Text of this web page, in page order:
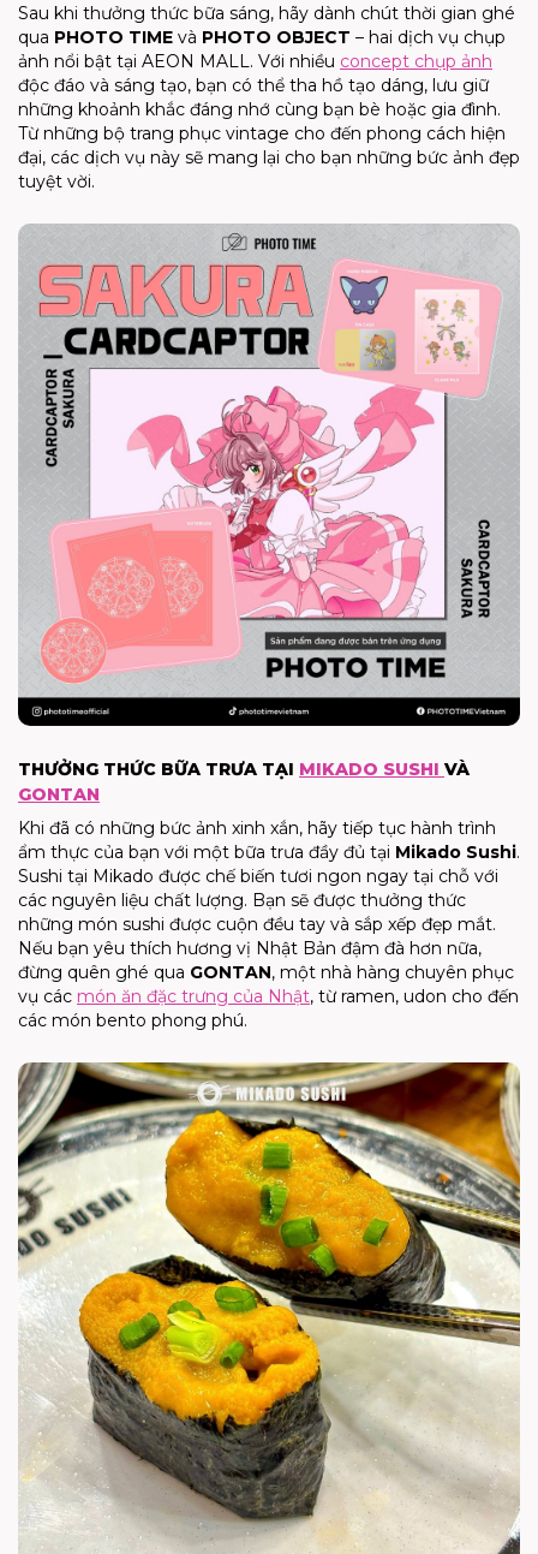
Sau khi thưởng thức bữa sáng, hãy dành chút thời gian ghé
qua PHOTO TIME và PHOTO OBJECT – hai dịch vụ chụp
ảnh nổi bật tại AEON MALL. Với nhiều concept chụp ảnh
độc đáo và sáng tạo, bạn có thể tha hồ tạo dáng, lưu giữ
những khoảnh khắc đáng nhớ cùng bạn bè hoặc gia đình.
Từ những bộ trang phục vintage cho đến phong cách hiện
đại, các dịch vụ này sẽ mang lại cho bạn những bức ảnh đẹp
tuyệt vời.
THƯỞNG THỨC BỮA TRƯA TẠI MIKADO SUSHI VÀ
GONTAN
Khi đã có những bức ảnh xinh xắn, hãy tiếp tục hành trình
ẩm thực của bạn với một bữa trưa đầy đủ tại Mikado Sushi.
Sushi tại Mikado được chế biến tươi ngon ngay tại chỗ với
các nguyên liệu chất lượng. Bạn sẽ được thưởng thức
những món sushi được cuộn đều tay và sắp xếp đẹp mắt.
Nếu bạn yêu thích hương vị Nhật Bản đậm đà hơn nữa,
đừng quên ghé qua GONTAN, một nhà hàng chuyên phục
vụ các món ăn đặc trưng của Nhật, từ ramen, udon cho đến
các món bento phong phú.